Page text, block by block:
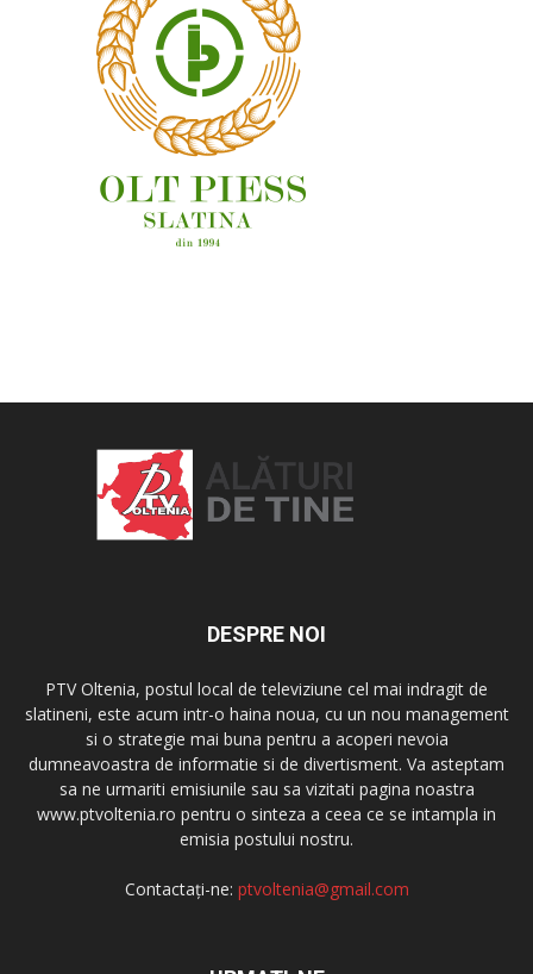
DESPRE NOI
PTV Oltenia, postul local de televiziune cel mai indragit de
slatineni, este acum intr-o haina noua, cu un nou management
si o strategie mai buna pentru a acoperi nevoia
dumneavoastra de informatie si de divertisment. Va asteptam
sa ne urmariti emisiunile sau sa vizitati pagina noastra
www.ptvoltenia.ro pentru o sinteza a ceea ce se intampla in
emisia postului nostru.
Contactați-ne: ptvoltenia@gmail.com